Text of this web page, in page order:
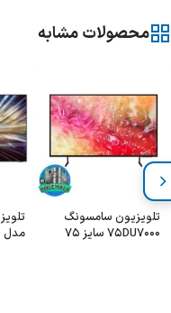
محصولات مشابه
تلویزیون سامسونگ
75DU7000 سایز 75
مدل 75QN800D